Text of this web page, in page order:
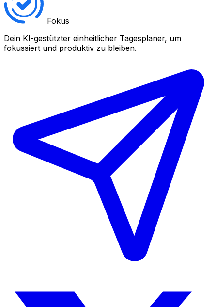
Fokus
Dein KI-gestützter einheitlicher Tagesplaner, um
fokussiert und produktiv zu bleiben.